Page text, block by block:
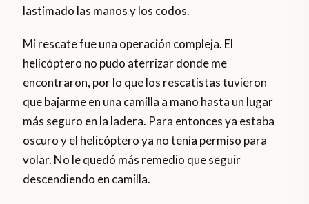
lastimado las manos y los codos.
Mi rescate fue una operación compleja. El
helicóptero no pudo aterrizar donde me
encontraron, por lo que los rescatistas tuvieron
que bajarme en una camilla a mano hasta un lugar
más seguro en la ladera. Para entonces ya estaba
oscuro y el helicóptero ya no tenía permiso para
volar. No le quedó más remedio que seguir
descendiendo en camilla.